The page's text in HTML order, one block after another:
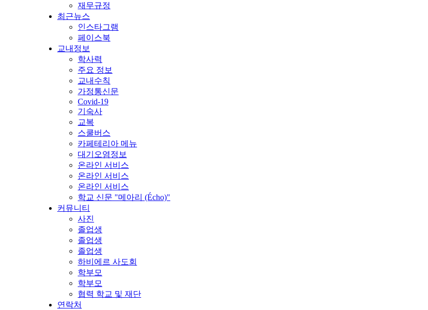
재무규정
최근뉴스
인스타그램
페이스북
교내정보
학사력
주요 정보
교내수칙
가정통신문
Covid-19
기숙사
교복
스쿨버스
카페테리아 메뉴
대기오염정보
온라인 서비스
온라인 서비스
온라인 서비스
학교 신문 "메아리 (Écho)"
커뮤니티
사진
졸업생
졸업생
졸업생
하비에르 사도회
학부모
학부모
협력 학교 및 재단
연락처